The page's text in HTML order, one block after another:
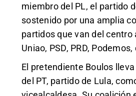
miembro del PL, el partido
sostenido por una amplia
partidos que van del centro
Uniao, PSD, PRD, Podemos,
El pretendiente Boulos
del PT, partido de Lula,